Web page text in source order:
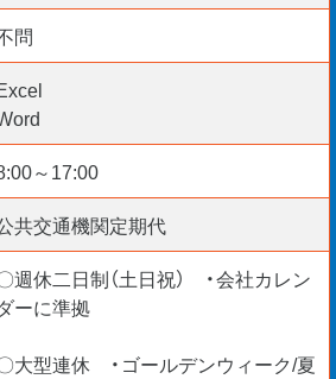
か月以内（応相談）
ラ整備で是非活躍しませんか。
をお待ちしています。
問
～17:00
共交通機関定期代
週休二日制（土日祝） ・会社カレン
ーに準拠
大型連休 ・ゴールデンウィーク/夏